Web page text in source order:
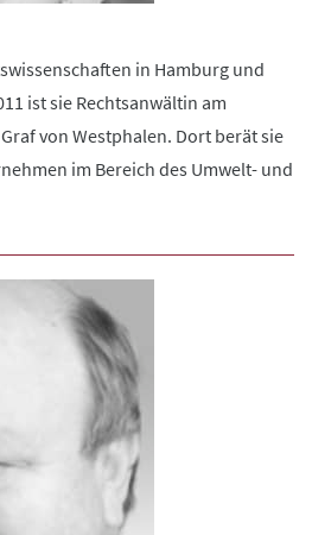
in Hamburg und
ist sie Rechtsanwältin am
von Westphalen. Dort berät sie
im Bereich des Umwelt- und